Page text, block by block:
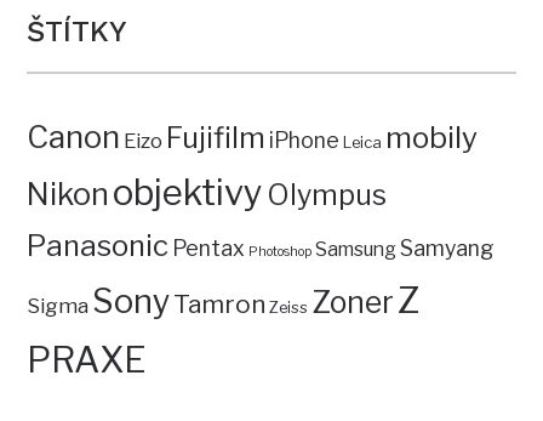
ŠTÍTKY
Canon Eizo Fujifilm iPhone Leica mobily
Nikon objektivy Olympus
Panasonic Pentax Photoshop SamsungSamyang
Sigma SonyTamron Zeiss ZonerZ
PRAXE